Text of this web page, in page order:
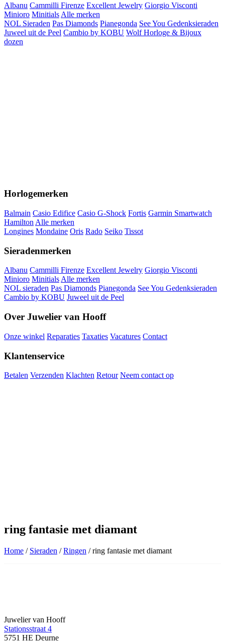
Albanu Cammilli Firenze Excellent Jewelry Giorgio Visconti
Minioro Minitials Alle merken
NOL Sieraden Pas Diamonds Pianegonda See You Gedenksieraden
Juweel uit de Peel Cambio by KOBU Wolf Horloge & Bijoux
dozen
Horlogemerken
Balmain Casio Edifice Casio G-Shock Fortis Garmin Smartwatch
Hamilton Alle merken
Longines Mondaine Oris Rado Seiko Tissot
Sieradenmerken
Albanu Cammilli Firenze Excellent Jewelry Giorgio Visconti
Minioro MinitialsAlle merken
NOL sieraden Pas Diamonds Pianegonda See You Gedenksieraden
Cambio by KOBU Juweel uit de Peel
Over Juwelier van Hooff
Onze winkel Reparaties Taxaties Vacatures Contact
Klantenservice
Betalen Verzenden Klachten Retour Neem contact op
ring fantasie met diamant
Home / Sieraden /Ringen / ring fantasie met diamant
Juwelier van Hooff
Stationsstraat 4
5751 HE Deurne